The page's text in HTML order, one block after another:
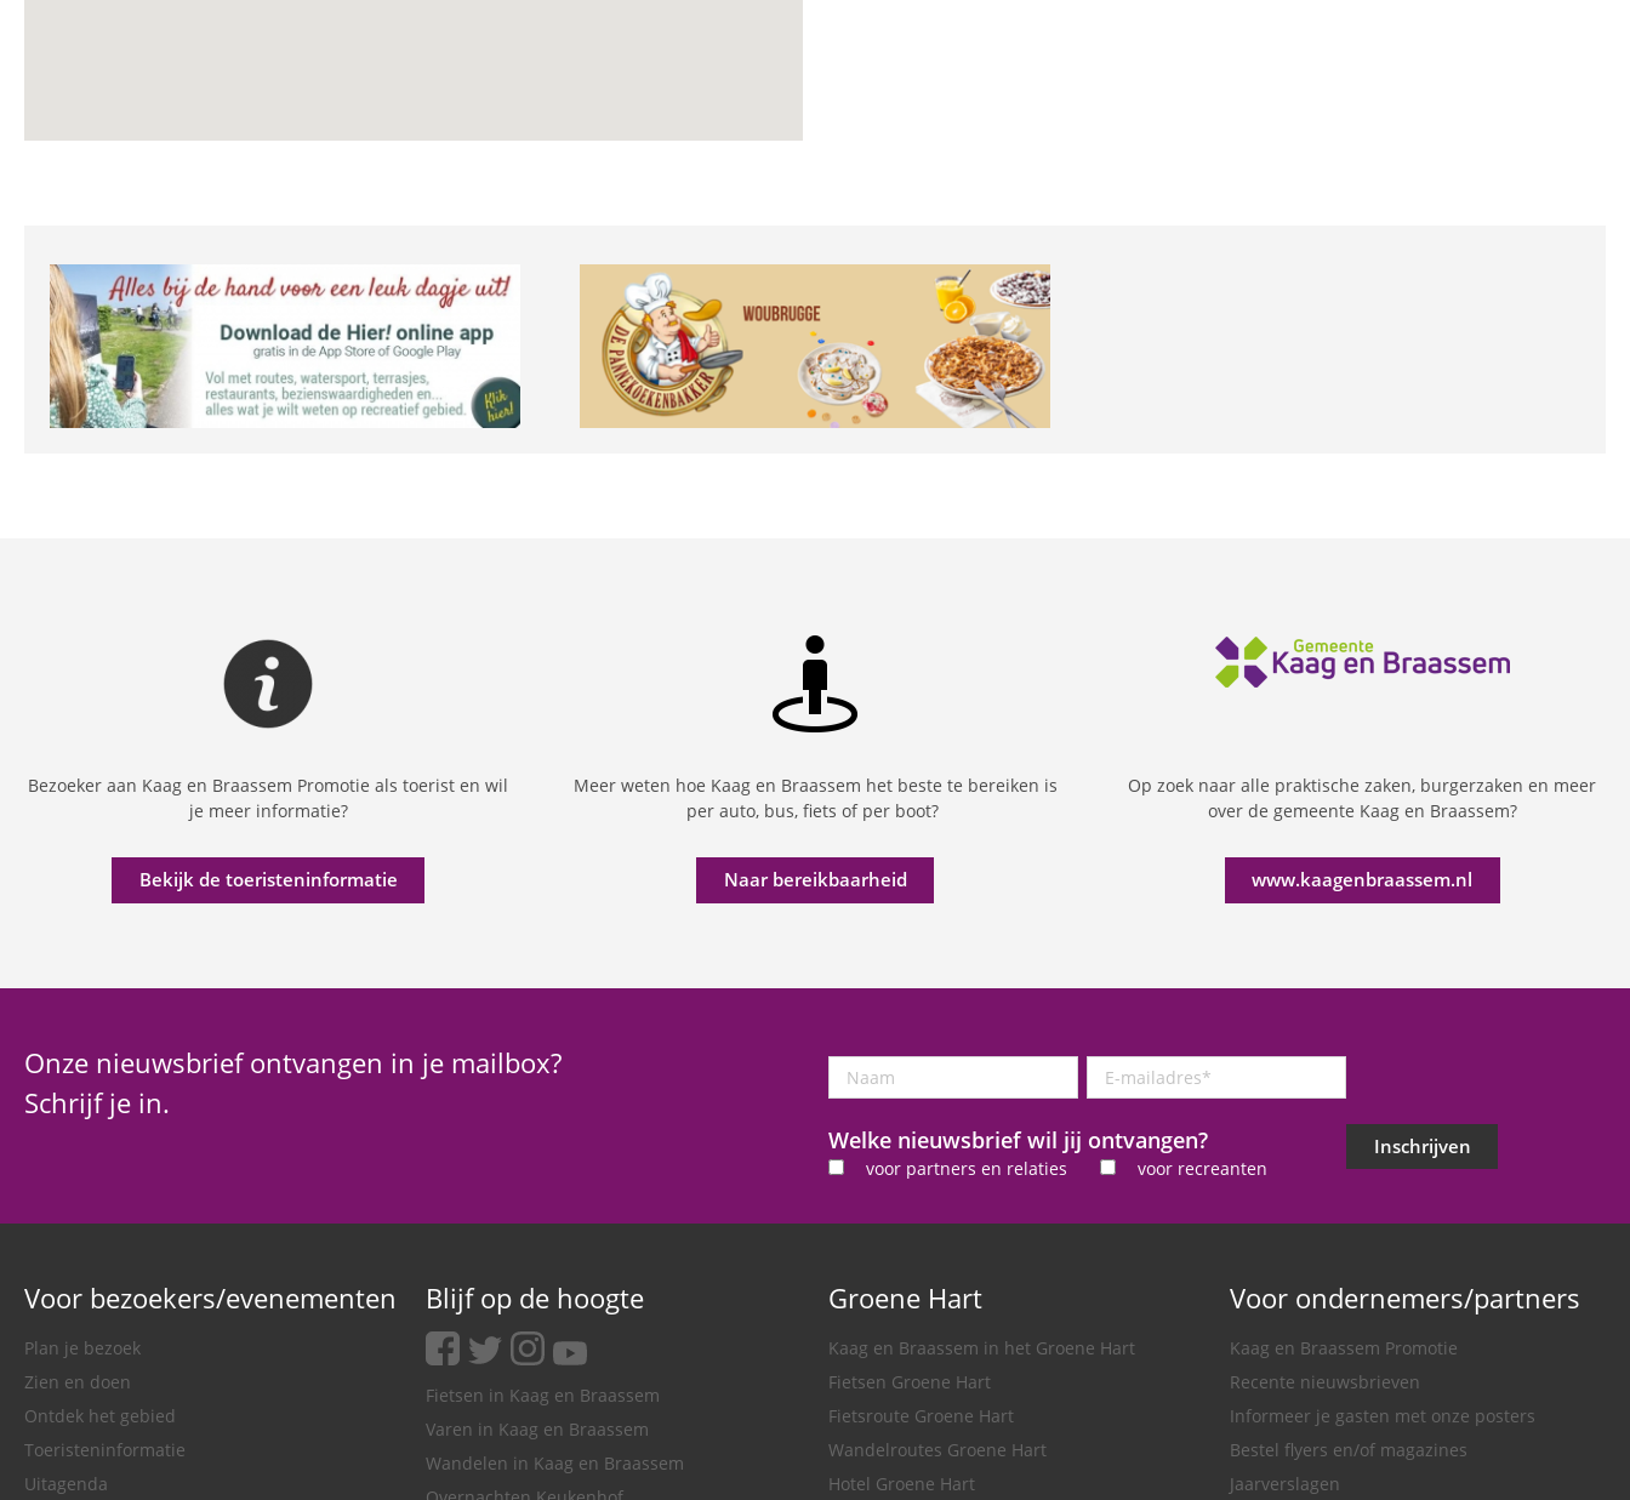
Bezoeker aan Kaag en Braassem Promotie als toerist en wil
je meer informatie?
Bekijk de toeristeninformatie
Meer weten hoe Kaag en Braassem het beste te bereiken is
per auto, bus, fiets of per boot?
Naar bereikbaarheid
Op zoek naar alle praktische zaken, burgerzaken en meer
over de gemeente Kaag en Braassem?
www.kaagenbraassem.nl
Onze nieuwsbrief ontvangen in je mailbox?
Schrijf je in.
Naam
mailadres
Welke nieuwsbrief wil jij ontvangen?
voor partners en relaties voor recreanten
Inschrijven
Voor bezoekers/evenementen
Plan je bezoek
Zien en doen
Ontdek het gebied
Toeristeninformatie
Uitagenda
Blijf op de hoogte
facebook
twitterinstagram
youtube
Fietsen in Kaag en Braassem
Varen in Kaag en Braassem
Wandelen in Kaag en Braassem
Groene Hart
Kaag en Braassem in het Groene Hart
Fietsen Groene Hart
Fietsroute Groene Hart
Wandelroutes Groene Hart
Hotel Groene Hart
Voor ondernemers/partners
Kaag en Braassem Promotie
Recente nieuwsbrieven
Informeer je gasten met onze posters
Bestel flyers en/of magazines
Jaarverslagen